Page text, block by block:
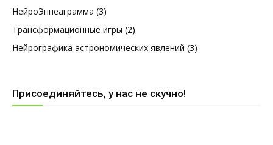
НейроЭннеаграмма (3)
Трансформационные игры (2)
Нейрографика астрономических явлений (3)
Присоединяйтесь, у нас не скучно!